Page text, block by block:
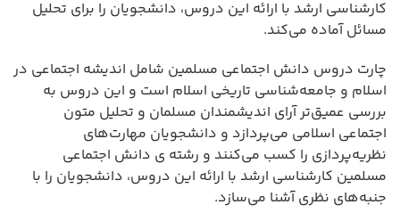
کارشناسی ارشد با ارائه این دروس، دانشجویان را برای تحلیل
مسائل آماده می‌کند.
چارت دروس دانش اجتماعی مسلمین شامل اندیشه اجتماعی در
اسلام و جامعه‌شناسی تاریخی اسلام است و این دروس به
بررسی عمیق‌تر آرای اندیشمندان مسلمان و تحلیل متون
اجتماعی اسلامی می‌پردازد و دانشجویان مهارت‌های
نظریه‌پردازی را کسب می‌کنند و رشته ی دانش اجتماعی
مسلمین کارشناسی ارشد با ارائه این دروس، دانشجویان را با
جنبه‌های نظری آشنا می‌سازد.